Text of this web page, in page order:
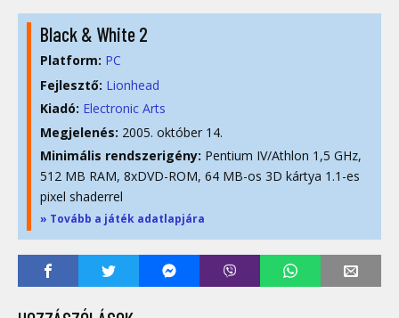
Black & White 2
Platform: PC
Fejlesztő: Lionhead
Kiadó: Electronic Arts
Megjelenés: 2005. október 14.
Minimális rendszerigény: Pentium IV/Athlon 1,5 GHz,
512 MB RAM, 8xDVD-ROM, 64 MB-os 3D kártya 1.1-es
pixel shaderrel
» Tovább a játék adatlapjára